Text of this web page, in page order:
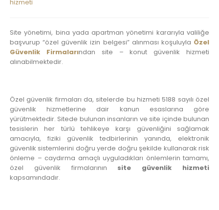
hizmeti
Site yönetimi, bina yada apartman yönetimi kararıyla valiliğe
başvurup “özel güvenlik izin belgesi” alınması koşuluyla Özel
Güvenlik Firmalarından site – konut güvenlik hizmeti
alınabilmektedir.
Özel güvenlik firmaları da, sitelerde bu hizmeti 5188 sayılı özel
güvenlik hizmetlerine dair kanun esaslarına göre
yürütmektedir. Sitede bulunan insanların ve site içinde bulunan
tesislerin her türlü tehlikeye karşı güvenliğini sağlamak
amacıyla, fiziki güvenlik tedbirlerinin yanında, elektronik
güvenlik sistemlerini doğru yerde doğru şekilde kullanarak risk
önleme – caydırma amaçlı uyguladıkları önlemlerin tamamı,
özel güvenlik firmalarının site güvenlik hizmeti
kapsamındadır.